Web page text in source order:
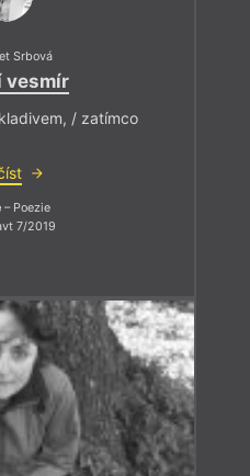
Srbová
vesmír
/ zatímco
– Poezie
7/2019